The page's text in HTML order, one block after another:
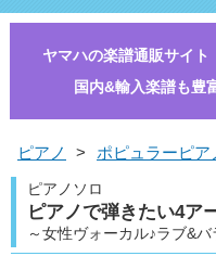
ヤマハの楽譜通販サイト
国内&輸入楽譜も豊
ピアノ > ポピュラーピア
ピアノソロ
ピアノで弾きたい4ア
～女性ヴォーカル♪ラブ&